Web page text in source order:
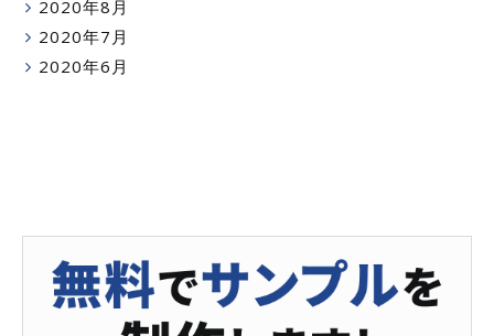
2020年8月
2020年7月
2020年6月